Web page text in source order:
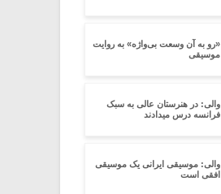
«رو به آن وسعت بی‌واژه» به روایت
موسیقی
والی: در هنرستان عالی به سبک
فرانسه درس میدادند
والی: موسیقی ایرانی یک موسیقی
افقی است